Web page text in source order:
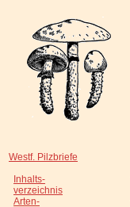
Westf. Pilzbriefe
Inhalts-
verzeichnis
Arten-